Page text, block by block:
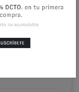
la sensación de